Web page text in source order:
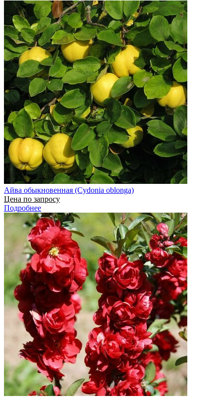
Айва обыкновенная (Cydonia oblonga)
Цена по запросу
Подробнее